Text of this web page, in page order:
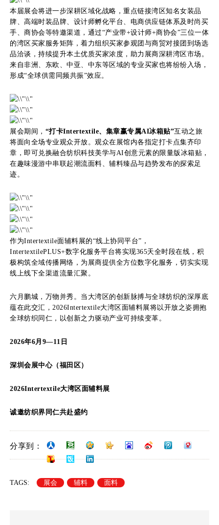
本届展会将进一步深耕区域化战略，重点链接湾区知名女装品
牌、高端时装品牌、设计师孵化平台、电商供应链体系及时尚买
手、商协会等特邀渠道，通过“产业带+设计师+商协会”三位一体
的湾区买家服务矩阵，着力组织买家参观团与商贸对接团到场选
品洽谈，持续提升本土优质买家浓度，助力展商深耕湾区市场。
来自非洲、东欧、中亚、中东等区域的专业买家也将纷纷入场，
形成“全球供需同频共振”效应。
展会期间， “打卡Intertextile、集章赢专属AI冰箱贴”互动之旅
将面向全场专业观众开放。观众在展馆内各指定打卡点集齐印
章，即可兑换融合纺织科技美学与AI创意元素的限量版冰箱贴，
在趣味漫游中串联起潮流面料、辅料臻品与趋势发布的探索足
迹。
作为Intertextile面辅料展的“线上协同平台”，
IntertextilePLUS+数字化服务平台将实现365天全时段在线，积
极构筑全域传播网络，为展商提供全方位数字化服务，切实实现
线上线下全渠道流量汇聚。
六月鹏城，万物并秀。当大湾区的创新脉搏与全球纺织的深厚底
蕴在此交汇，2026Intertextile大湾区面辅料展将以开放之姿拥抱
全球纺织同仁，以创新之力驱动产业可持续变革。
2026年6月9—11日
深圳会展中心（福田区）
2026Intertextile大湾区面辅料展
诚邀纺织界同仁共赴盛约
分享到：
TAGS: 展会 辅料 面料